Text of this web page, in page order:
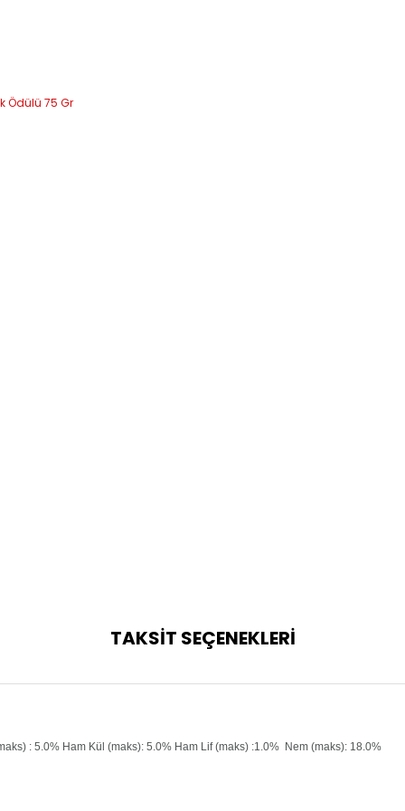
TAKSİT SEÇENEKLERİ
: 5.0% Ham Kül (maks): 5.0% Ham Lif (maks) :1.0% Nem (maks): 18.0%